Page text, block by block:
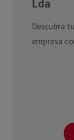
Lda
Descubra
empresa